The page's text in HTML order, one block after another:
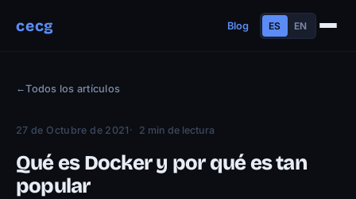
cecg Blog ES EN
Educación
Habilidades
Proyectos
←Todos los artículos
27 de Octubre de 2021 2 min de lectura
Qué es Docker y por qué es tan
popular